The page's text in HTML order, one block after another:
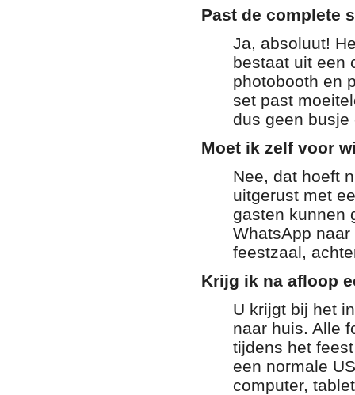
Past de complete
Ja, absoluut!
bestaat uit een
photobooth en
set past
dus geen busje
Moet ik zelf voor
Nee, dat hoeft
uitgerust met
gasten kunnen
WhatsApp
feestzaal,
Krijg ik na afloop
U krijgt bij het
naar huis. Alle
tijdens het
een normale
computer,